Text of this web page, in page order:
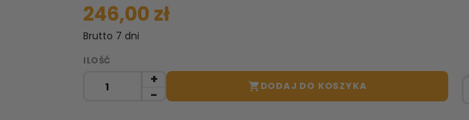
246,00 zł
Brutto 7 dni
ILOŚĆ
DODAJ DO KOSZYKA